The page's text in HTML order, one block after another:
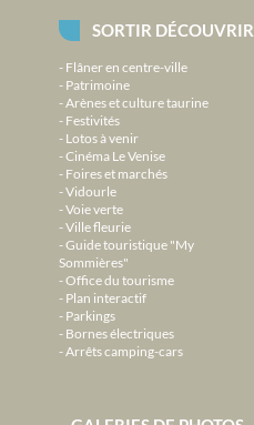
SORTIR DÉCOUVRIR
Flâner en centre-ville
Patrimoine
Arènes et culture taurine
Festivités
Lotos à venir
Cinéma Le Venise
Foires et marchés
Vidourle
Voie verte
Ville fleurie
Guide touristique "My
Sommières"
Office du tourisme
Plan interactif
Parkings
Bornes électriques
Arrêts camping-cars